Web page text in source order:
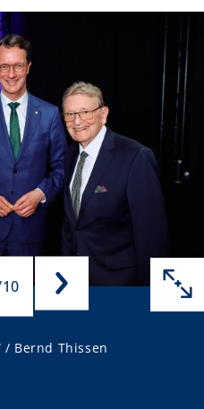
10
/ Bernd Thissen